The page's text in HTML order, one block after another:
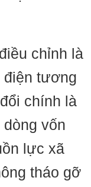
chỉnh là
điện tương
chính là
vốn
lực xã
tháo gỡ